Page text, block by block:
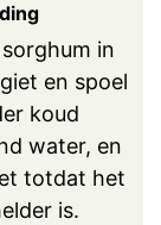
in
en spoel
koud
water, en
totdat het
is.